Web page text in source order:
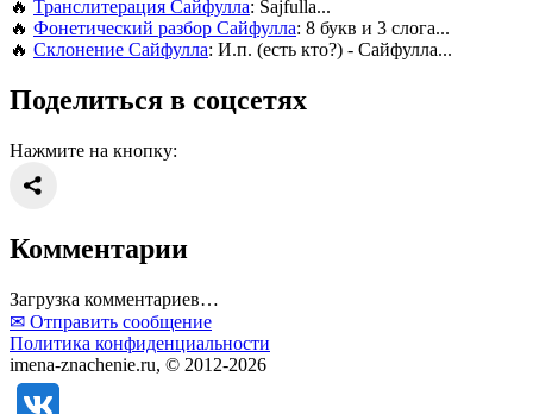
🔥 Транслитерация Сайфулла: Sajfulla...
🔥 Фонетический разбор Сайфулла: 8 букв и 3 слога...
🔥 Склонение Сайфулла: И.п. (есть кто?) - Сайфулла...
Поделиться в соцсетях
Нажмите на кнопку:
Комментарии
Загрузка комментариев…
✉ Отправить сообщение
Политика конфиденциальности
imena-znachenie.ru, © 2012-2026